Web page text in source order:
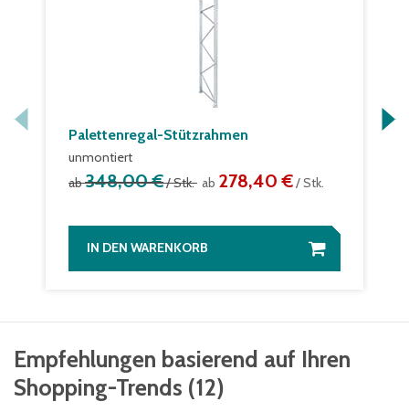
Palettenregal-Stützrahmen
unmontiert
ab348,00 €/ Stk. ab 278,40 €/ Stk.
IN DEN WARENKORB
Empfehlungen basierend auf Ihren
Shopping-Trends (12)